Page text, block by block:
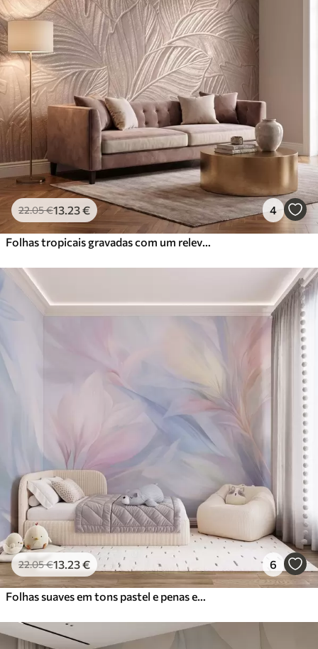
22.05€13 .23€ 4
22.05€13 .23€ 6